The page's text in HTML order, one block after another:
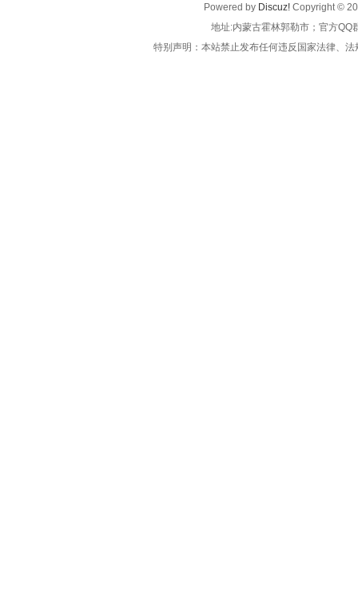
Powered by Discuz! Copyright ©
地址:内蒙古霍林郭勒市；官方QQ
特别声明：本站禁止发布任何违反国家法律、